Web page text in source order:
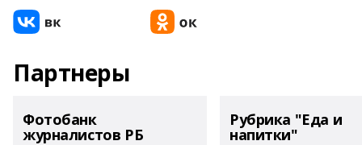
Партнеры
Фотобанк
журналистов РБ
Рубрика "Еда и
напитки"